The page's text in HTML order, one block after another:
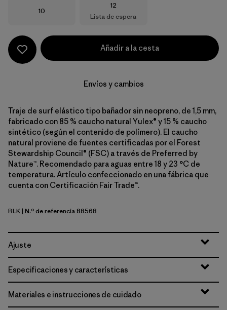
Talla
10
Talla
12
Lista de espera
Añadir a la cesta
Envíos y cambios
Traje de surf elástico tipo bañador sin neopreno, de 1,5 mm,
fabricado con 85 % caucho natural Yulex® y 15 % caucho
sintético (según el contenido de polímero). El caucho
natural proviene de fuentes certificadas por el Forest
Stewardship Council® (FSC) a través de Preferred by
Nature™. Recomendado para aguas entre 18 y 23 °C de
temperatura. Artículo confeccionado en una fábrica que
cuenta con Certificación Fair Trade™.
Black
BLK| N.º de referencia 88568
Ajuste
Especificaciones y características
Materiales e instrucciones de cuidado